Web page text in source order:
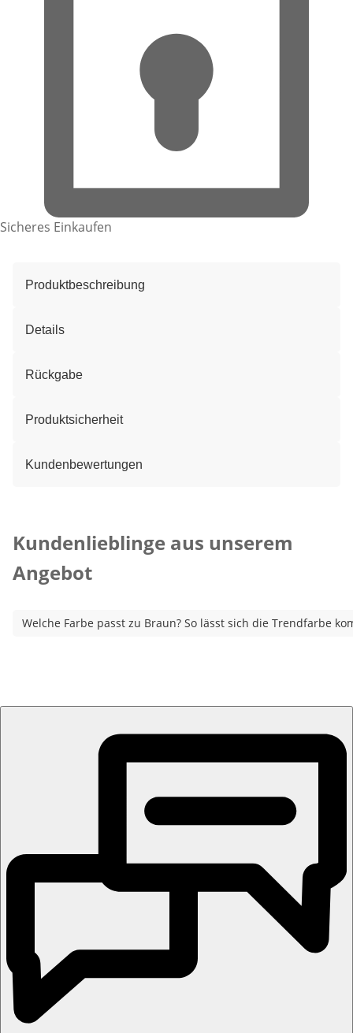
Sicheres Einkaufen
Produktbeschreibung
Details
Rückgabe
Produktsicherheit
Kundenbewertungen
Kundenlieblinge aus unserem
Angebot
Welche Farbe passt zu Braun? So lässt sich die Trendfarbe